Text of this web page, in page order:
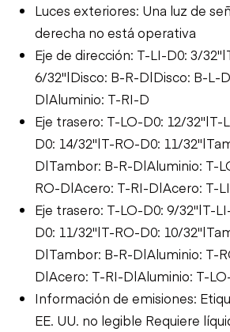
Luces exteriores: Una luz de
derecha no está operativa
Eje de dirección: T-LI-D0: 3/
6/32"|Disco: B-R-D|Disco: B-L-
D|Aluminio: T-RI-D
Eje trasero: T-LO-D0: 12/32"|T-
D0: 14/32"|T-RO-D0: 11/
D|Tambor: B-R-D|Aluminio: T-
RO-D|Acero: T-RI-D|Acero: T-
Eje trasero: T-LO-D0: 9/32"|T-
D0: 11/32"|T-RO-D0: 10/
D|Tambor: B-R-D|Aluminio: T-
D|Acero: T-RI-D|Aluminio: T-
Información de emisiones:
EE. UU. no legible Requiere